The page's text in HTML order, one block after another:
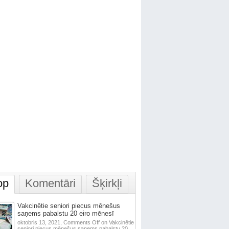
Komentāri Šķirkļi
Vakcinētie seniori piecus mēnešus
saņems pabalstu 20 eiro mēnesī
oktobris 13, 2021, Comments Offon Vakcinētie